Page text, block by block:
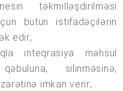
təkmilləşdirilməsi
bütün istifadəçilərin
edir;
inteqrasiya məhsul
silinməsinə,
imkan verir;